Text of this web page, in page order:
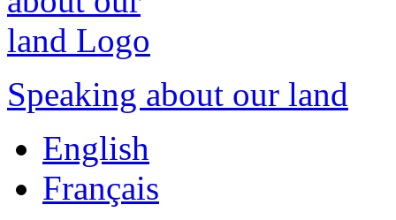
Speaking about our land
English
Français